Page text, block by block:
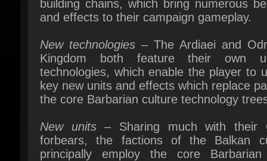
New technologies– The Ardiaei and
Kingdom both feature their own
key new units and effects which replace
the core Barbarian culture technology trees.
New units– Sharing much with their
forbears, the factions of the Balkan
roster, with the following new units
each faction: